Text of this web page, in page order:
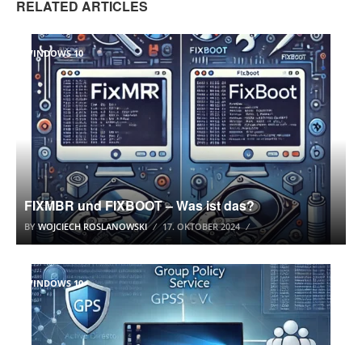
RELATED ARTICLES
WINDOWS 10
FIXMBR und FIXBOOT – Was ist das?
BYWOJCIECH ROSLANOWSKI 17. OKTOBER 2024
WINDOWS 10